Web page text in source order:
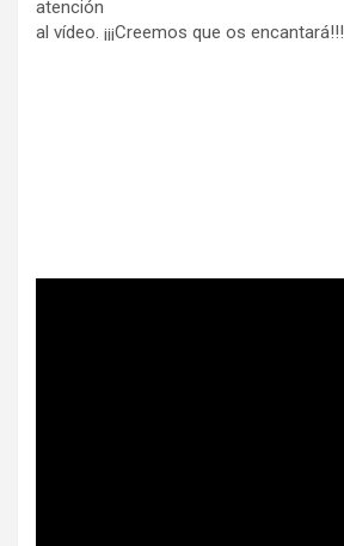
atención
al vídeo. ¡¡¡Creemos que os encantará!!!